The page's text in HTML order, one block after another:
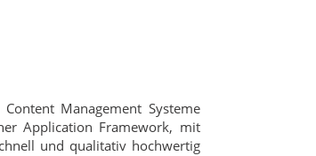
Management Systeme
Application Framework, mit
und qualitativ hochwertig